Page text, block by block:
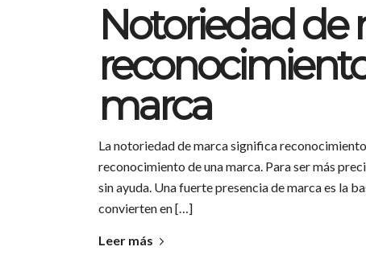
Notoriedad de
marca
La notoriedad de marca significa
reconocimiento de una marca. Para ser más
sin ayuda. Una fuerte presencia de marca es la
convierten en […]
Leer más